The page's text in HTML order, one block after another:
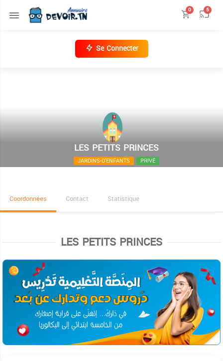
0 5
Se Connecter
LES PETITS PRINCES
JARDINS-D'ENFANTS PRIVÉ
4 RUE DE SKHIRA Ezzahra, Ben Arous,
Coordonnées Contact Statistique
LES PETITS PRINCES